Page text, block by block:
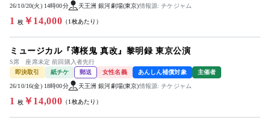
26/10/20(火) 14時00分 天王洲 銀河劇場(東京)情報源: チケジャム
1 枚￥14,000 （1枚あたり）
ミュージカル『薄桜鬼 真改』黎明録 東京公演
S席 座席未定 前回購入者先行
即決取引
紙チケ 郵送 女性名義 あんしん補償対象 主催者
26/10/16(金) 18時00分 天王洲 銀河劇場(東京)情報源: チケジャム
1 枚￥14,000 （1枚あたり）